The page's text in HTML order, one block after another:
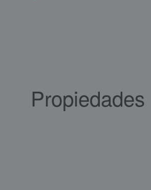
Propiedades